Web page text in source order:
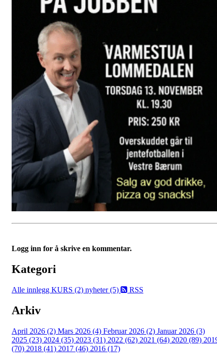
Logg inn for å skrive en kommentar.
Kategori
Alle innlegg KURS (2) nyheter (5) RSS
Arkiv
April 2026 (2) Mars 2026 (4) Februar 2026 (2) Januar 2026 (3)
2025 (23) 2024 (35) 2023 (31) 2022 (62) 2021 (64) 2020 (89)
(70) 2018 (41) 2017 (46) 2016 (17)